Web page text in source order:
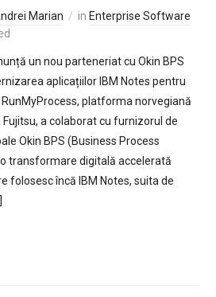
Marian in Enterprise Software
un nou parteneriat cu Okin BPS
aplicațiilor IBM Notes pentru
platforma norvegiană
a colaborat cu furnizorul de
Okin BPS (Business Process
transformare digitală accelerată
folosesc încă IBM Notes, suita de